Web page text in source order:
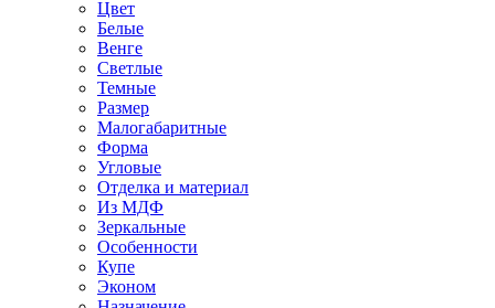
Цвет
Белые
Венге
Светлые
Темные
Размер
Малогабаритные
Форма
Угловые
Отделка и материал
Из МДФ
Зеркальные
Особенности
Купе
Эконом